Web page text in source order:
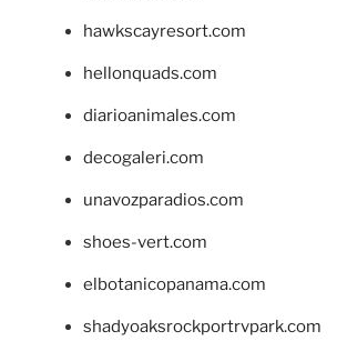
hawkscayresort.com
hellonquads.com
diarioanimales.com
decogaleri.com
unavozparadios.com
shoes-vert.com
elbotanicopanama.com
shadyoaksrockportrvpark.com